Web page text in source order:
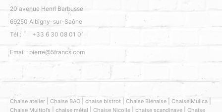
20 avenue Henri Barbusse
69250 Albigny-sur-Saône
Tél :
+33 6 30 08 01 01
Email : pierre@5francs.com
Chaise atelier Chaise BAO chaise bistrot Chaise Biénaise | Chaise Mullca
Chaise Multipl’s chaise métal Chaise Nicolle chaise scandinave Chaise